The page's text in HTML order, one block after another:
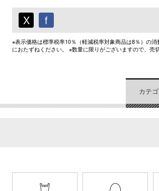
X f
※表示価格は標準税率10％（軽減税率対象商品は8％）の
におたずねください。 ※数量に限りがございますので、
カテ